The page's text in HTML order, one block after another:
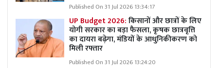
Published On 31 Jul 2026 13:34:17
UP Budget 2026:किसानों और छात्रों के लिए
योगी सरकार का बड़ा फैसला, कृषक छात्रवृत्ति
का दायरा बढ़ेगा, मंडियों के आधुनिकीकरण को
मिली रफ्तार
Published On 31 Jul 2026 13:24:20